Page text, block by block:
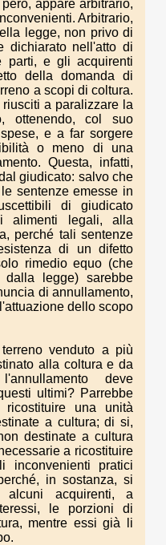
appare arbitrario,
Arbitrario,
legge, non privo di
dichiarato nell'atto di
parti, e gli acquirenti
della domanda di
a scopi di coltura.
a paralizzare la
ottenendo, col suo
e a far sorgere
o meno di una
Questa, infatti,
giudicato: salvo che
sentenze emesse in
di giudicato
alimenti legali, alla
perché tali sentenze
di un difetto
rimedio equo (che
legge) sarebbe
di annullamento,
dello scopo
venduto a più
alla coltura e da
deve
ultimi? Parrebbe
una unità
a cultura; di si,
destinate a cultura
a ricostituire
inconvenienti pratici
in sostanza, si
alcuni acquirenti, a
le porzioni di
mentre essi già li